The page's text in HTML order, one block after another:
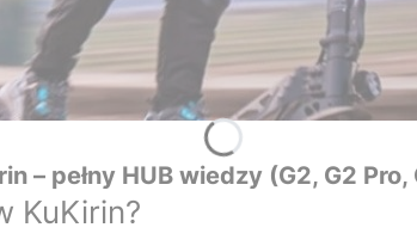
– pełny HUB wiedzy (G2, G2 Pro,
KuKirin?